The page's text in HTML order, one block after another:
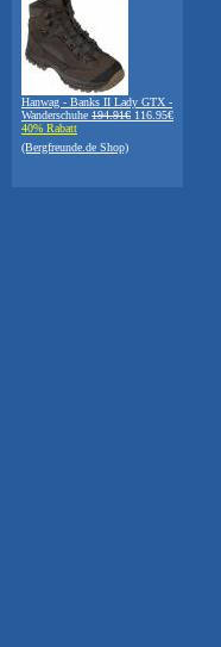
Hanwag - Banks II Lady GTX -
Wanderschuhe 194.91€ 116.95€
40% Rabatt
(Bergfreunde.de Shop)